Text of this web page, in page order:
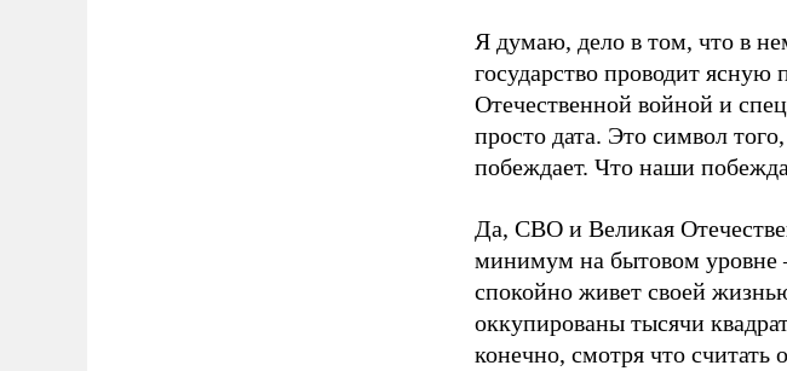
Я думаю, дело в том, что в
государство проводит
Отечественной войной и
просто дата. Это символ
побеждает. Что наши
Да, СВО и Великая
минимум на бытовом уровне
спокойно живет своей
оккупированы тысячи
конечно, смотря что